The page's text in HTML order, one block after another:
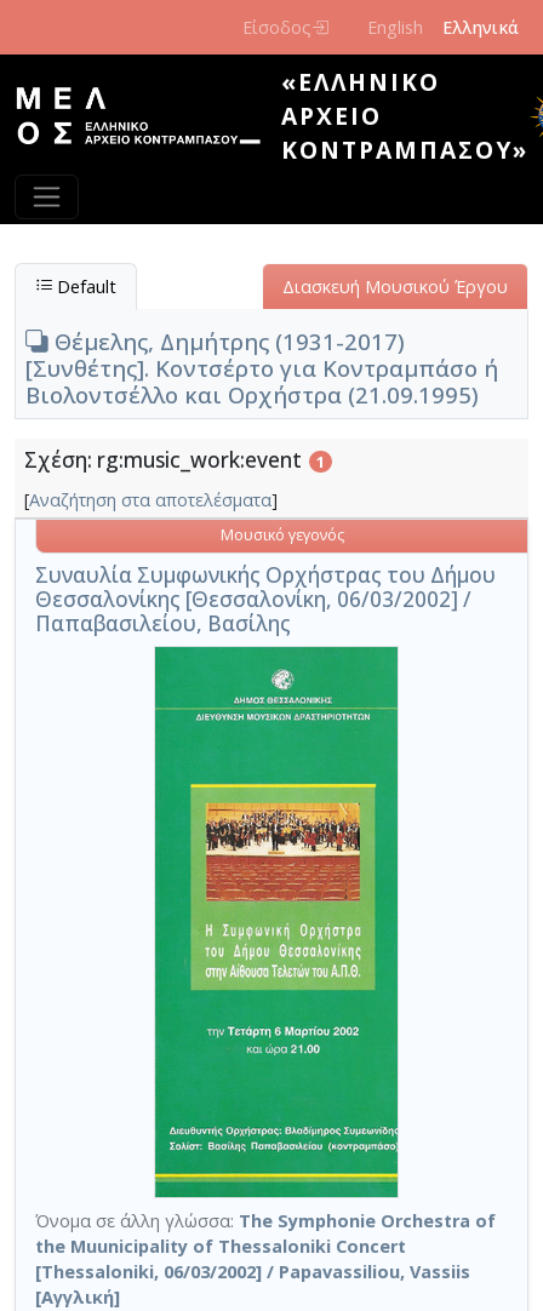
Είσοδος English Ελληνικά
«ΕΛΛΗΝΙΚΌ
ΑΡΧΕΊΟ
ΚΟΝΤΡΑΜΠΆΣΟΥ»
Default Διασκευή Μουσικού Έργου
Θέμελης, Δημήτρης (1931-2017)
[Συνθέτης]. Κοντσέρτο για Κοντραμπάσο ή
Βιολοντσέλλο και Ορχήστρα (21.09.1995)
Σχέση: rg:music_work:event 1
[Αναζήτηση στα αποτελέσματα]
Συναυλία Συμφωνικής Ορχήστρας του Δήμου
Θεσσαλονίκης [Θεσσαλονίκη, 06/03/2002] /
Παπαβασιλείου, Βασίλης
Μουσικό γεγονός
Όνομα σε άλλη γλώσσα: The Symphonie Orchestra of
the Muunicipality of Thessaloniki Concert
[Thessaloniki, 06/03/2002] / Papavassiliou, Vassiis
[Αγγλική]